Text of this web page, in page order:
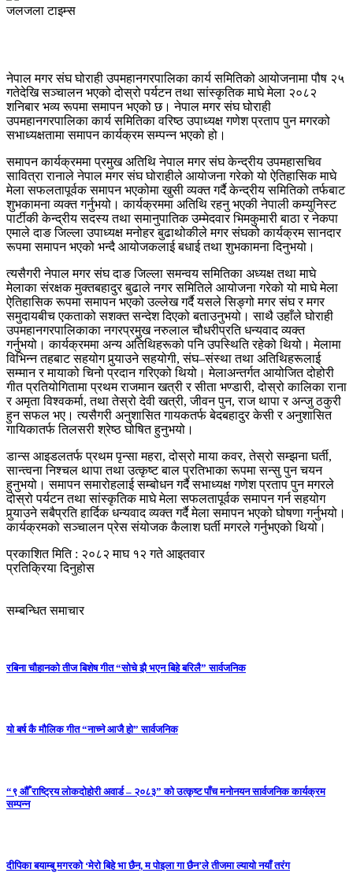
जलजला टाइम्स
नेपाल मगर संघ घोराही उपमहानगरपालिका कार्य समितिको आयोजनामा पौष २५
गतेदेखि सञ्चालन भएको दोस्रो पर्यटन तथा सांस्कृतिक माघे मेला २०८२
शनिबार भव्य रूपमा समापन भएको छ। नेपाल मगर संघ घोराही
उपमहानगरपालिका कार्य समितिका वरिष्ठ उपाध्यक्ष गणेश प्रताप पुन मगरको
सभाध्यक्षतामा समापन कार्यक्रम सम्पन्न भएको हो।
समापन कार्यक्रममा प्रमुख अतिथि नेपाल मगर संघ केन्द्रीय उपमहासचिव
सावित्रा रानाले नेपाल मगर संघ घोराहीले आयोजना गरेको यो ऐतिहासिक माघे
मेला सफलतापूर्वक समापन भएकोमा खुसी व्यक्त गर्दै केन्द्रीय समितिको तर्फबाट
शुभकामना व्यक्त गर्नुभयो। कार्यक्रममा अतिथि रहनु भएकी नेपाली कम्युनिस्ट
पार्टीकी केन्द्रीय सदस्य तथा समानुपातिक उम्मेदवार भिमकुमारी बाठा र नेकपा
एमाले दाङ जिल्ला उपाध्यक्ष मनोहर बुढाथोकीले मगर संघको कार्यक्रम सानदार
रूपमा समापन भएको भन्दै आयोजकलाई बधाई तथा शुभकामना दिनुभयो।
त्यसैगरी नेपाल मगर संघ दाङ जिल्ला समन्वय समितिका अध्यक्ष तथा माघे
मेलाका संरक्षक मुक्तबहादुर बुढाले नगर समितिले आयोजना गरेको यो माघे मेला
ऐतिहासिक रूपमा समापन भएको उल्लेख गर्दै यसले सिङ्गो मगर संघ र मगर
समुदायबीच एकताको सशक्त सन्देश दिएको बताउनुभयो। साथै उहाँले घोराही
उपमहानगरपालिकाका नगरप्रमुख नरुलाल चौधरीप्रति धन्यवाद व्यक्त
गर्नुभयो। कार्यक्रममा अन्य अतिथिहरूको पनि उपस्थिति रहेको थियो। मेलामा
विभिन्न तहबाट सहयोग पुर्याउने सहयोगी, संघ–संस्था तथा अतिथिहरूलाई
सम्मान र मायाको चिनो प्रदान गरिएको थियो। मेलाअन्तर्गत आयोजित दोहोरी
गीत प्रतियोगितामा प्रथम राजमान खत्री र सीता भण्डारी, दोस्रो कालिका राना
र अमृता विश्वकर्मा, तथा तेस्रो देवी खत्री, जीवन पुन, राज थापा र अन्जु ठकुरी
हुन सफल भए। त्यसैगरी अनुशासित गायकतर्फ बेदबहादुर केसी र अनुशासित
गायिकातर्फ तिलसरी श्रेष्ठ घोषित हुनुभयो।
डान्स आइडलतर्फ प्रथम पृन्सा महरा, दोस्रो माया कवर, तेस्रो सम्झना घर्ती,
सान्त्वना निश्चल थापा तथा उत्कृष्ट बाल प्रतिभाका रूपमा सन्सु पुन चयन
हुनुभयो। समापन समारोहलाई सम्बोधन गर्दै सभाध्यक्ष गणेश प्रताप पुन मगरले
दोस्रो पर्यटन तथा सांस्कृतिक माघे मेला सफलतापूर्वक समापन गर्न सहयोग
पुर्याउने सबैप्रति हार्दिक धन्यवाद व्यक्त गर्दै मेला समापन भएको घोषणा गर्नुभयो।
कार्यक्रमको सञ्चालन प्रेस संयोजक कैलाश घर्ती मगरले गर्नुभएको थियो।
प्रकाशित मिति : २०८२ माघ १२ गते आइतवार
प्रतिक्रिया दिनुहोस
सम्बन्धित समाचार
रबिना चौहानको तीज बिशेष गीत “सोचे झै भएन बिहे बरिलै” सार्वजनिक
यो बर्ष कै मौलिक गीत “नाच्ने आजै हो” सार्वजनिक
“९ औँ राष्ट्रिय लोकदोहोरी अवार्ड – २०८३” को उत्कृष्ट पाँच मनोनयन सार्वजनिक कार्यक्रम
सम्पन्न
दीपिका बयाम्बु मगरको ‘मेरो बिहे भा छैन, म पोइला गा छैन’ले तीजमा ल्यायो नयाँ तरंग